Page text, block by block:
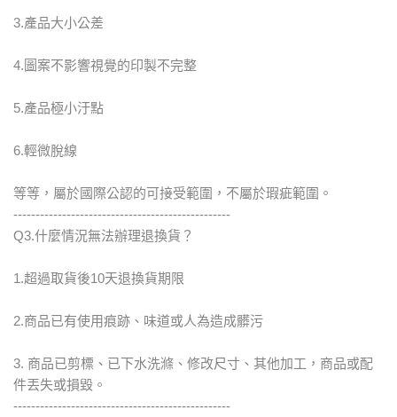
3.產品大小公差
4.圖案不影響視覺的印製不完整
5.產品極小汙點
6.輕微脫線
等等，屬於國際公認的可接受範圍，不屬於瑕疵範圍。
-------------------------------------------------
Q3.什麼情況無法辦理退換貨？
1.超過取貨後10天退換貨期限
2.商品已有使用痕跡、味道或人為造成髒污
3. 商品已剪標、已下水洗滌、修改尺寸、其他加工，商品或配
件丟失或損毀。
-------------------------------------------------